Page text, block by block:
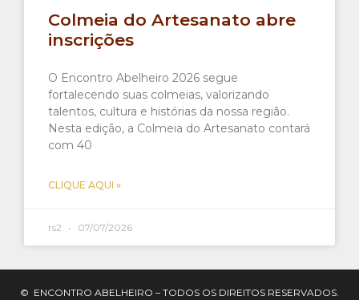
Colmeia do Artesanato abre
inscrições
O Encontro Abelheiro 2026 segue
fortalecendo suas colmeias, valorizando
talentos, cultura e histórias da nossa região.
Nesta edição, a Colmeia do Artesanato contará
com 40
CLIQUE AQUI »
rs2 07/07/2026
© ENCONTRO ABELHEIRO – TODOS OS DIREITOS RESERVADOS.